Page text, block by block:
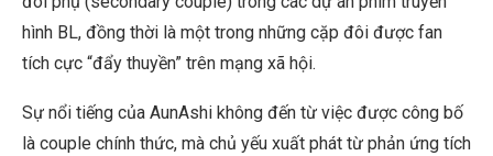
hình BL, đồng thời là một trong những cặp đôi được fan
tích cực “đẩy thuyền” trên mạng xã hội.
Sự nổi tiếng của AunAshi không đến từ việc được công bố
là couple chính thức, mà chủ yếu xuất phát từ phản ứng tích